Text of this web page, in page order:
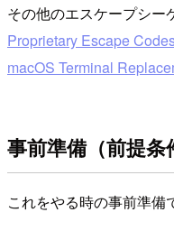
その他のエスケープシー
Proprietary Escape
macOS Terminal
事前準備（前提条
これをやる時の事前準備